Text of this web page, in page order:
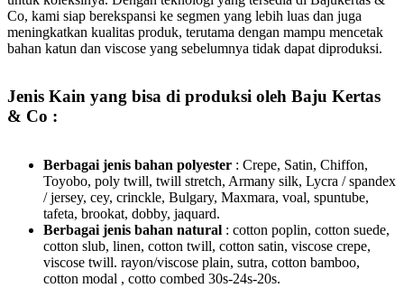
Co, kami siap berekspansi ke segmen yang lebih luas dan juga
meningkatkan kualitas produk, terutama dengan mampu mencetak
bahan katun dan viscose yang sebelumnya tidak dapat diproduksi.
Jenis Kain yang bisa di produksi oleh Baju Kertas
& Co :
Berbagai jenis bahan polyester : Crepe, Satin, Chiffon,
Toyobo, poly twill, twill stretch, Armany silk, Lycra / spandex
/ jersey, cey, crinckle, Bulgary, Maxmara, voal, spuntube,
tafeta, brookat, dobby, jaquard.
Berbagai jenis bahan natural : cotton poplin, cotton suede,
cotton slub, linen, cotton twill, cotton satin, viscose crepe,
viscose twill. rayon/viscose plain, sutra, cotton bamboo,
cotton modal , cotto combed 30s-24s-20s.